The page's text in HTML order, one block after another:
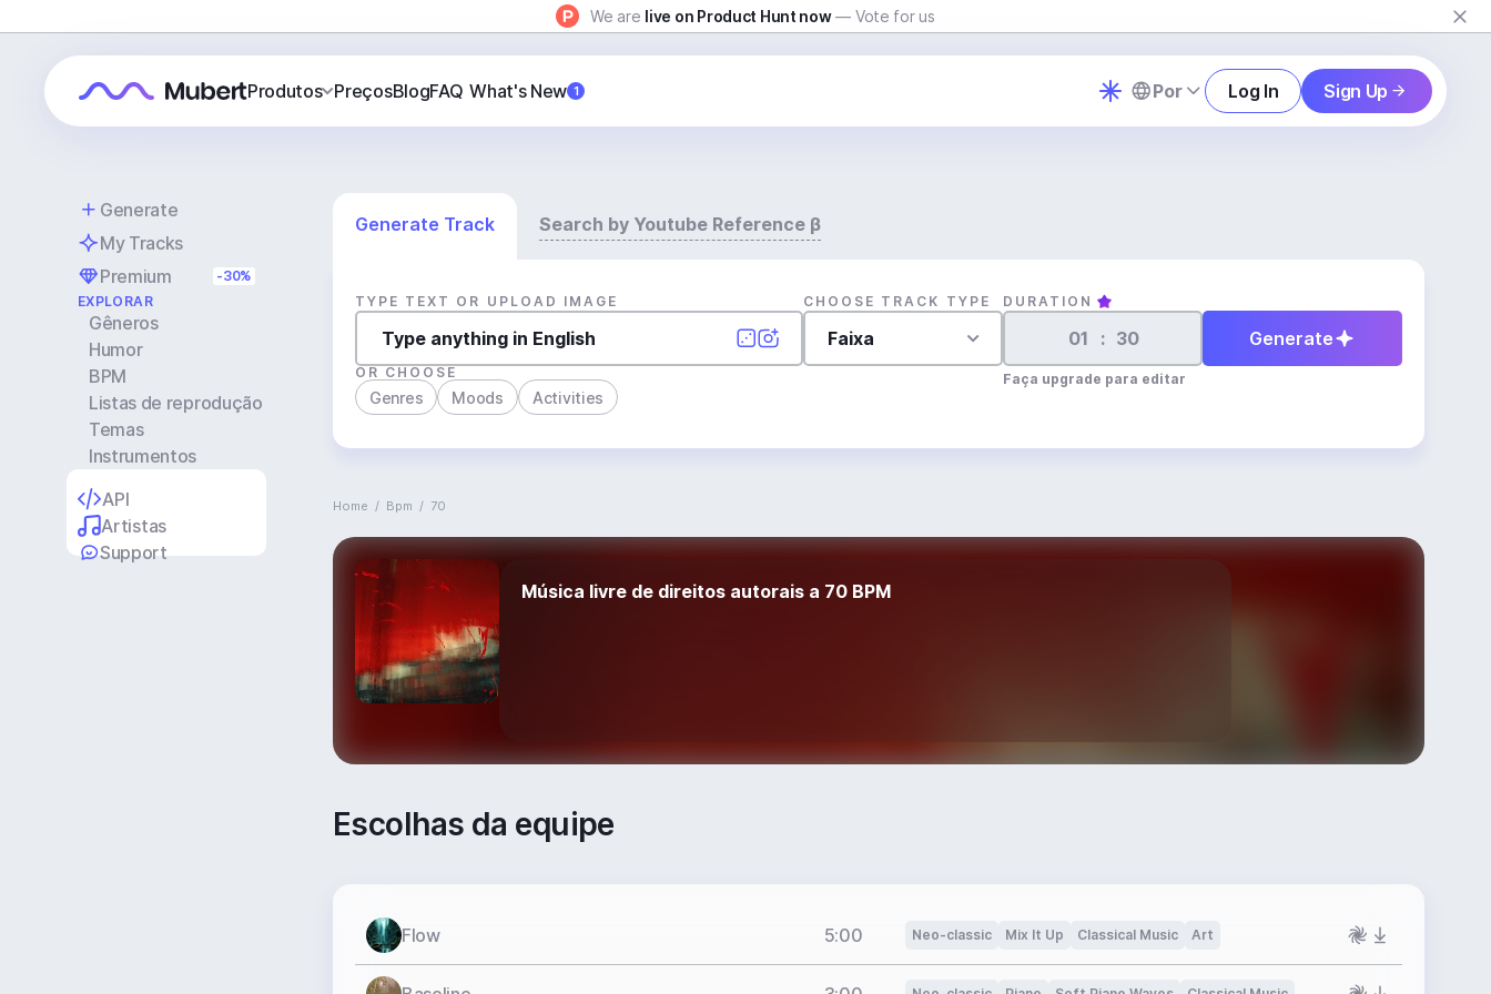
We are live on Product Hunt now — Vote for us
Produtos PreçosBlogFAQ What's New 1 Por Log In Sign Up
Generate
My Tracks
Premium
-30%
EXPLORAR
Gêneros
Humor
BPM
Listas de reprodução
Temas
Instrumentos
API
Artistas
Support
Generate Track Search by Youtube Reference β
TYPE TEXT OR UPLOAD IMAGE CHOOSE TRACK TYPE
Faixa
DURATION
:
Faça upgrade para editar
Generate
OR CHOOSE
Genres Moods Activities
Home / Bpm / 70
Música livre de direitos autorais a 70 BPM
Escolhas da equipe
Flow 5:00 Neo-classic Mix It Up Classical Music Art